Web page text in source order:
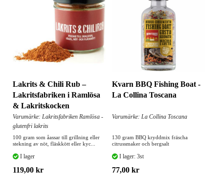
Lakrits & Chili Rub –
Lakritsfabriken i Ramlösa
& Lakritskocken
Varumärke: Lakritsfabriken Ramlösa -
glutenfri lakrits
100 gram som åassar till grillning eller
stekning av nöt, fläskkött eller kyc...
I lager
119,00 kr
Kvarn BBQ Fishing Boat -
La Collina Toscana
Varumärke: La Collina Toscana
130 gram BBQ kryddmix fräscha
citrussmaker och bergsalt
I lager: 3st
77,00 kr